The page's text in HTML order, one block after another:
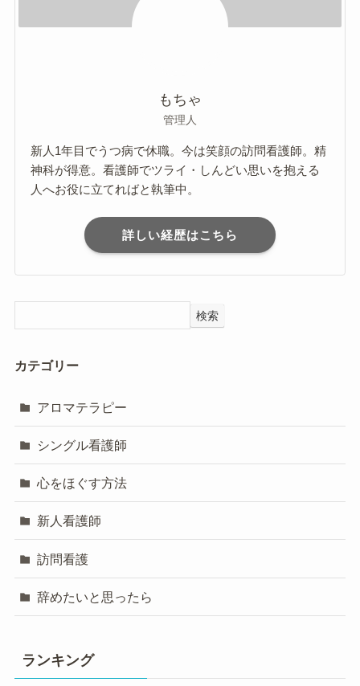
もちゃ
管理人
新人1年目でうつ病で休職。今は笑顔の訪問看護師。精
神科が得意。看護師でツライ・しんどい思いを抱える
人へお役に立てればと執筆中。
詳しい経歴はこちら
検索
カテゴリー
アロマテラピー
シングル看護師
心をほぐす方法
新人看護師
訪問看護
辞めたいと思ったら
ランキング